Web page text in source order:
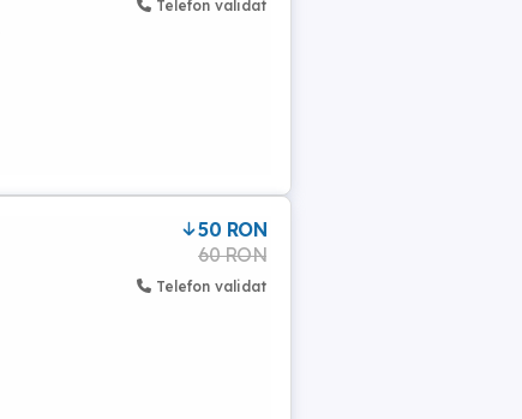
Telefon validat
50 RON
60 RON
Telefon validat